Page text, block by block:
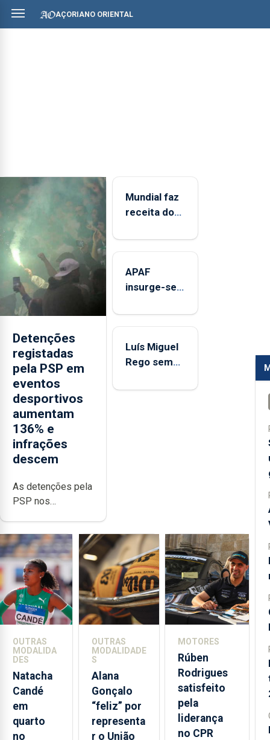
AÇORIANO ORIENTAL
Detenções
registadas
pela PSP em
eventos
desportivos
aumentam
136% e
infrações
descem
As detenções pela
PSP nos
“aumentaram
significativamente”
na época
2025/2026, de
101 para 238
(cerca de 136%),
infrações
diminuíram 14,4%,
segundo dados
divulgados
Mundial faz
receita do
crescer
328 ME no
2.º
APAF
insurge-se
"pressão"
para
condicionar
Luís Miguel
Rego sem
para fechar
OUTRAS
MODALIDA
DES
Natacha
Candé
em
quarto
no
OUTRAS
MODALIDADE
S
Alana
Gonçalo
“feliz” por
representa
r o União
MOTORES
Rúben
Rodrigues
satisfeito
pela
liderança
no CPR